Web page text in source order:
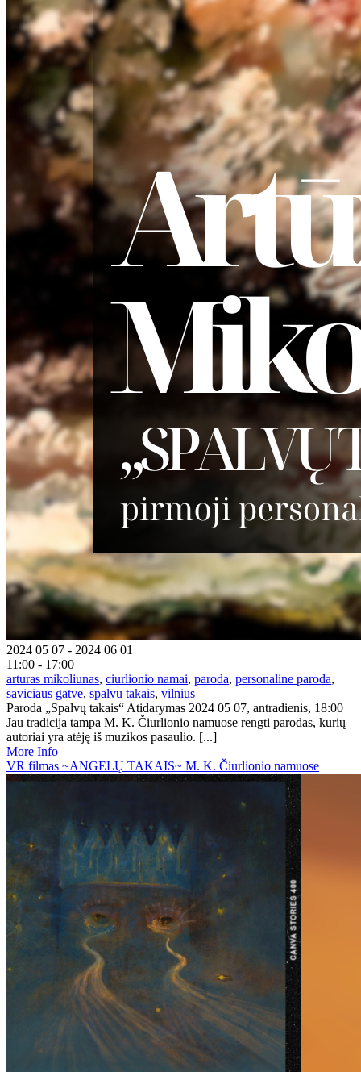
2024 05 07 - 2024 06 01
11:00 - 17:00
arturas mikoliunas, ciurlionio namai, paroda, personaline paroda,
saviciaus gatve, spalvu takais, vilnius
Paroda „Spalvų takais“ Atidarymas 2024 05 07, antradienis, 18:00
Jau tradicija tampa M. K. Čiurlionio namuose rengti parodas, kurių
autoriai yra atėję iš muzikos pasaulio. [...]
More Info
VR filmas ~ANGELŲ TAKAIS~ M. K. Čiurlionio namuose